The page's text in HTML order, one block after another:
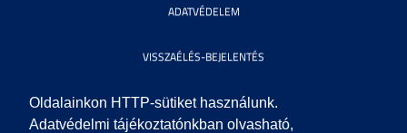
Oldalainkon HTTP-sütiket használunk.
Adatvédelmi tájékoztatónkban olvasható,
ADATVÉDELEM
VISSZAÉLÉS-BEJELENTÉS
KÖZÉRDEKŰ ADATOK